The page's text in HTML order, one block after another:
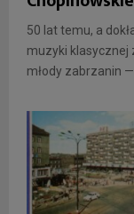
50 lat temu, a
muzyki klasycznej
młody zabrzanin